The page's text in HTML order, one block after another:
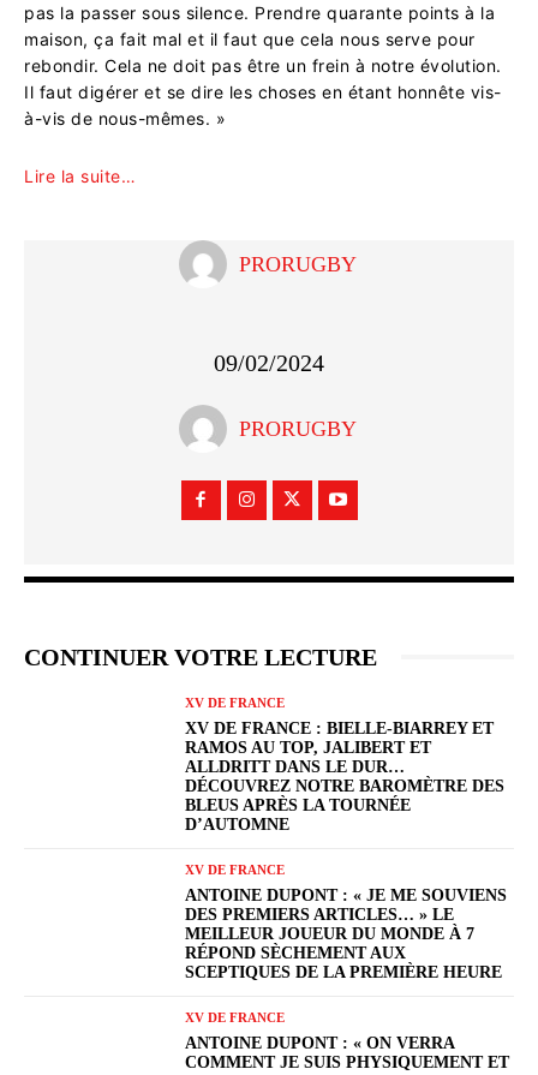
pas la passer sous silence. Prendre quarante points à la
maison, ça fait mal et il faut que cela nous serve pour
rebondir. Cela ne doit pas être un frein à notre évolution.
Il faut digérer et se dire les choses en étant honnête vis-
à-vis de nous-mêmes. »
Lire la suite…
PRORUGBY
09/02/2024
PRORUGBY
CONTINUER VOTRE LECTURE
XV DE FRANCE
XV DE FRANCE : BIELLE-BIARREY ET
RAMOS AU TOP, JALIBERT ET
ALLDRITT DANS LE DUR…
DÉCOUVREZ NOTRE BAROMÈTRE DES
BLEUS APRÈS LA TOURNÉE
D’AUTOMNE
XV DE FRANCE
ANTOINE DUPONT : « JE ME SOUVIENS
DES PREMIERS ARTICLES… » LE
MEILLEUR JOUEUR DU MONDE À 7
RÉPOND SÈCHEMENT AUX
SCEPTIQUES DE LA PREMIÈRE HEURE
XV DE FRANCE
ANTOINE DUPONT : « ON VERRA
COMMENT JE SUIS PHYSIQUEMENT ET